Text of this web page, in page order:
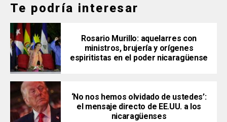
Te podría interesar
Rosario Murillo: aquelarres con
ministros, brujería y orígenes
espiritistas en el poder nicaragüense
‘No nos hemos olvidado de ustedes’:
el mensaje directo de EE.UU. a los
nicaragüenses